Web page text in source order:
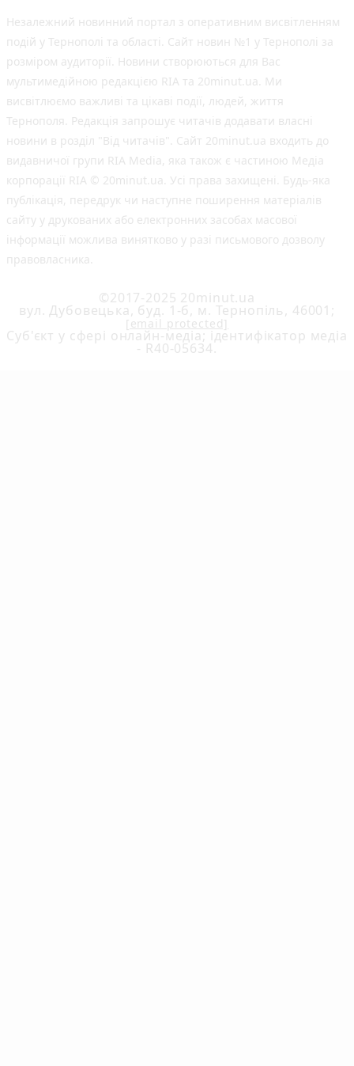
Незалежний новинний портал з оперативним висвітленням
подій у Тернополі та області. Сайт новин №1 у Тернополі за
розміром аудиторії. Новини створюються для Вас
мультимедійною редакцією RIA та 20minut.ua. Ми
висвітлюємо важливі та цікаві події, людей, життя
Тернополя. Редакція запрошує читачів додавати власні
новини в розділ "Від читачів". Сайт 20minut.ua входить до
видавничої групи RIA Media, яка також є частиною Медіа
корпорації RIA © 20minut.ua. Усі права захищені. Будь-яка
публiкацiя, передрук чи наступне поширення матеріалів
сайту у друкованих або електронних засобах масової
інформації можлива винятково у разі письмового дозволу
правовласника.
©2017-2025 20minut.ua
вул. Дубовецька, буд. 1-б, м. Тернопіль, 46001;
[email protected]
Cуб'єкт у сфері онлайн-медіа; ідентифікатор медіа
- R40-05634.